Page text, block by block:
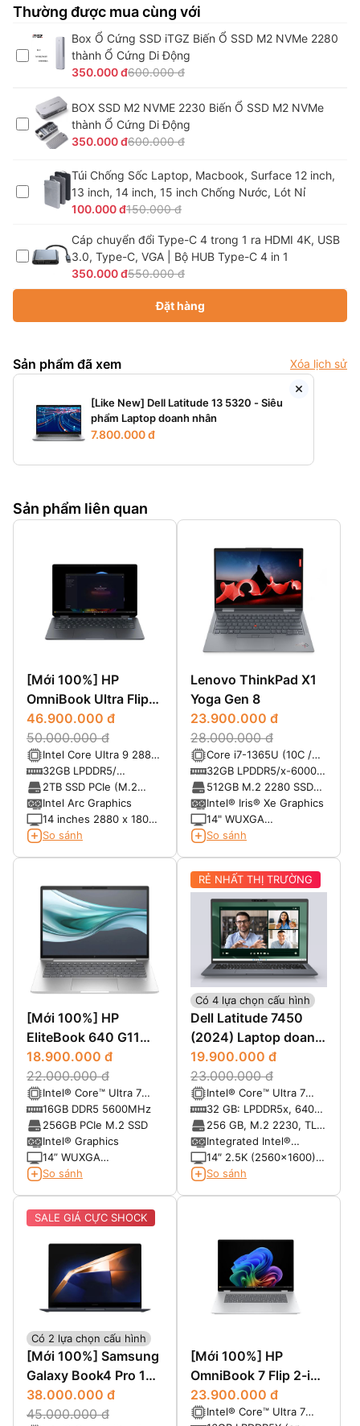
Thường được mua cùng với
Box Ổ Cứng SSD iTGZ Biến Ổ SSD M2 NVMe 2280
thành Ổ Cứng Di Động
350.000 đ600.000 đ
BOX SSD M2 NVME 2230 Biến Ổ SSD M2 NVMe
thành Ổ Cứng Di Động
350.000 đ600.000 đ
Túi Chống Sốc Laptop, Macbook, Surface 12 inch,
13 inch, 14 inch, 15 inch Chống Nước, Lót Nỉ
100.000 đ150.000 đ
Cáp chuyển đổi Type-C 4 trong 1 ra HDMI 4K, USB
3.0, Type-C, VGA | Bộ HUB Type-C 4 in 1
350.000 đ550.000 đ
Đặt hàng
Sản phẩm đã xem Xóa lịch sử
[Like New] Dell Latitude 13 5320 - Siêu
phẩm Laptop doanh nhân
7.800.000 đ
Sản phẩm liên quan
[Mới 100%] HP
OmniBook Ultra Flip
x360 14-fh0033dx
(2025)
46.900.000 đ
50.000.000 đ
Intel Core Ultra 9 288V
Processor (8 lõi) - Max
Turbo Frequency: 5. 10
GHz
32GB LPDDR5/
8533MHz
2TB SSD PCIe (M.2
2280)
Intel Arc Graphics
14 inches 2880 x 1800
pixels Tấm nền Oled
So sánh
Lenovo ThinkPad X1
Yoga Gen 8
23.900.000 đ
28.000.000 đ
Core i7-1365U (10C /
12T, up to 3.9GHz,
12MB Cache)
32GB LPDDR5/x-6000
soldered memory, not
upgradable
512GB M.2 2280 SSD
PCIe® NVMe®, PCIe®
4.0
Intel® Iris® Xe Graphics
14" WUXGA
(1920x1200), Multi-
1000:1, 100% sRGB
So sánh
[Mới 100%] HP
EliteBook 640 G11
(2024)
18.900.000 đ
22.000.000 đ
Intel® Core™ Ultra 7
155U vPro (12-Core,
14-Thread, 12MB
Cache, up to 4.8GHz
Max Turbo Frequency)
16GB DDR5 5600MHz
256GB PCIe M.2 SSD
Intel® Graphics
14” WUXGA
(1920*1200) IPS, Anti-
So sánh
Có 4 lựa chọn cấu hình
RẺ NHẤT THỊ TRƯỜNG
Dell Latitude 7450
(2024) Laptop doanh
nhân cao cấp
19.900.000 đ
23.000.000 đ
Intel® Core™ Ultra 7
165U, vPRO (12MB
cache, 12 cores, 14
threads, up to 4.9 GHz
Max Turbo)
32 GB: LPDDR5x, 6400
MT/s (onboard)
256 GB, M.2 2230, TLC
PCIe Gen 4 NVMe, SSD
Integrated Intel®
Graphics
14″ 2.5K (2560x1600)
ComfortView Plus,
So sánh
Có 2 lựa chọn cấu hình
SALE GIÁ CỰC SHOCK
[Mới 100%] Samsung
Galaxy Book4 Pro 16
x360 (2024)
38.000.000 đ
45.000.000 đ
[Mới 100%] HP
OmniBook 7 Flip 2-in-
1 Next Gen AI 16-
au000 (Ultra 7 256V,
23.900.000 đ
Intel® Core™ Ultra 7